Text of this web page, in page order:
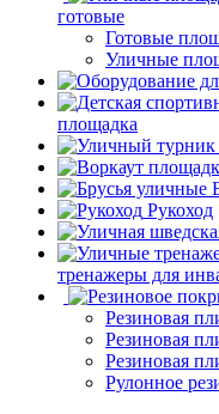
готовые
Готовые
Уличные
площадка
Рукоход
тренажеры для
Резиновая
Резиновая
Резиновая
Рулонное